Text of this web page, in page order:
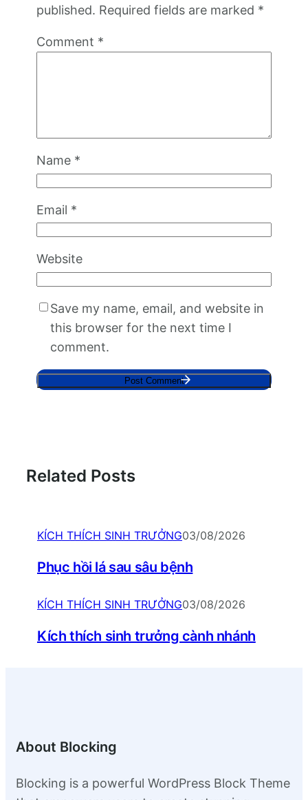
published. Required fields are marked *
Comment *
Name *
Email *
Website
Save my name, email, and website in
this browser for the next time I
comment.
Related Posts
KÍCH THÍCH SINH TRƯỞNG03/08/2026
Phục hồi lá sau sâu bệnh
KÍCH THÍCH SINH TRƯỞNG03/08/2026
Kích thích sinh trưởng cành nhánh
About Blocking
Blocking is a powerful WordPress Block Theme